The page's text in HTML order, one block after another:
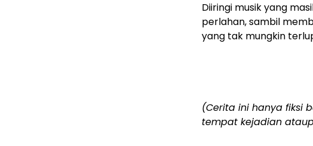
Diiringi musik yang
perlahan, sambil
yang tak mungkin
(⁣Cerita ini hanya fiksi
tempat kejadian